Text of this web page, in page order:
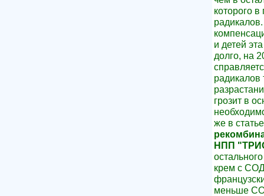
которого
и детей
долго, на
радикалов
грозит в
же в
НПП
крем с
меньше